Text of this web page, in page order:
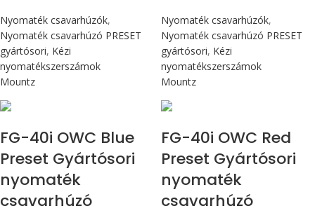
Nyomaték csavarhúzók,
Nyomaték csavarhúzó PRESET
gyártósori, Kézi
nyomatékszerszámok
Mountz
Nyomaték csavarhúzók,
Nyomaték csavarhúzó PRESET
gyártósori, Kézi
nyomatékszerszámok
Mountz
FG-40i OWC Blue
Preset Gyártósori
nyomaték
csavarhúzó
FG-40i OWC Red
Preset Gyártósori
nyomaték
csavarhúzó